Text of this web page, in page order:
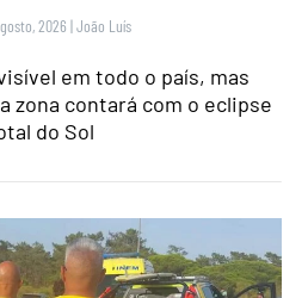
2026 |João Luís
em todo o país, mas
zona contará com o eclipse
do Sol